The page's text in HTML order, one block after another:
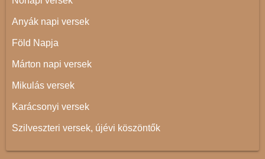
Anyák napi versek
Föld Napja
Márton napi versek
Mikulás versek
Karácsonyi versek
Szilveszteri versek, újévi köszöntők